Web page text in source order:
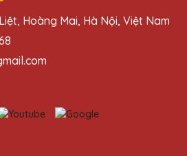
Lê QTG!
Toàn
hàng của Quà Tặng Pha Lê
hộ!
Hoàng Mai, Hà Nội, Việt Nam